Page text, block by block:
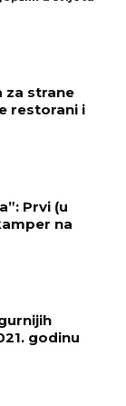
za strane
restorani i
Prvi (u
na
godinu